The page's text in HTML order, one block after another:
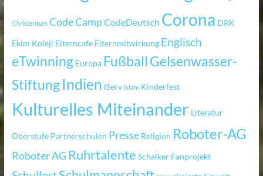
Christentum Code CampCodeDeutsch Corona DRK
Ekim Koleji Elterncafe Elternmitwirkung Englisch
eTwinning Europa Fußball Gelsenwasser-
StiftungIndien IServ Islam Kinderfest
Kulturelles Miteinander Literatur
Oberstufe Partnerschulen Presse Religion Roboter-AG
Roboter AG Ruhrtalente Schalker Fanprojekt